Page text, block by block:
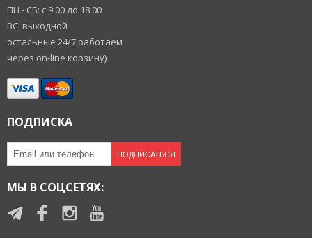
ПН - СБ: с 9:00 до 18:00
ВС: выходной
остальные 24/7 работаем
через on-line корзину)
ПОДПИСКА
ПОДПИСАТЬСЯ
МЫ В СОЦСЕТЯХ: